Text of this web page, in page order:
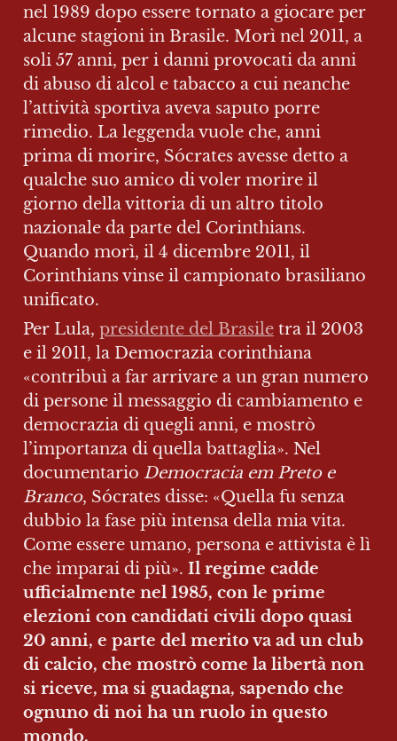
nel 1989 dopo essere tornato a giocare per
alcune stagioni in Brasile. Morì nel 2011, a
soli 57 anni, per i danni provocati da anni
di abuso di alcol e tabacco a cui neanche
l’attività sportiva aveva saputo porre
rimedio. La leggenda vuole che, anni
prima di morire, Sócrates avesse detto a
qualche suo amico di voler morire il
giorno della vittoria di un altro titolo
nazionale da parte del Corinthians.
Quando morì, il 4 dicembre 2011, il
Corinthians vinse il campionato brasiliano
unificato.
Per Lula, presidente del Brasile tra il 2003
e il 2011, la Democrazia corinthiana
«contribuì a far arrivare a un gran numero
di persone il messaggio di cambiamento e
democrazia di quegli anni, e mostrò
l’importanza di quella battaglia». Nel
documentario Democracia em Preto e
Branco, Sócrates disse: «Quella fu senza
dubbio la fase più intensa della mia vita.
Come essere umano, persona e attivista è lì
che imparai di più». Il regime cadde
ufficialmente nel 1985, con le prime
elezioni con candidati civili dopo quasi
20 anni, e parte del merito va ad un club
di calcio, che mostrò come la libertà non
si riceve, ma si guadagna, sapendo che
ognuno di noi ha un ruolo in questo
mondo.